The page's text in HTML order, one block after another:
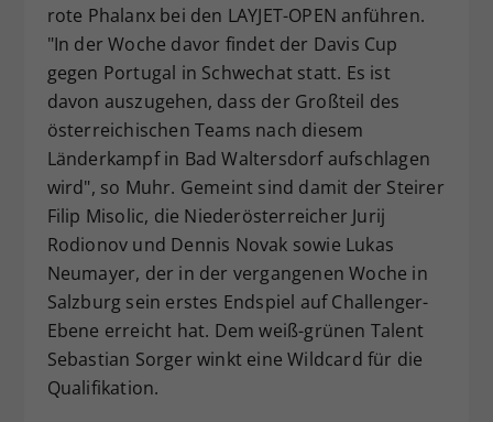
rote Phalanx bei den LAYJET-OPEN anführen.
"In der Woche davor findet der Davis Cup
gegen Portugal in Schwechat statt. Es ist
davon auszugehen, dass der Großteil des
österreichischen Teams nach diesem
Länderkampf in Bad Waltersdorf aufschlagen
wird", so Muhr. Gemeint sind damit der Steirer
Filip Misolic, die Niederösterreicher Jurij
Rodionov und Dennis Novak sowie Lukas
Neumayer, der in der vergangenen Woche in
Salzburg sein erstes Endspiel auf Challenger-
Ebene erreicht hat. Dem weiß-grünen Talent
Sebastian Sorger winkt eine Wildcard für die
Qualifikation.